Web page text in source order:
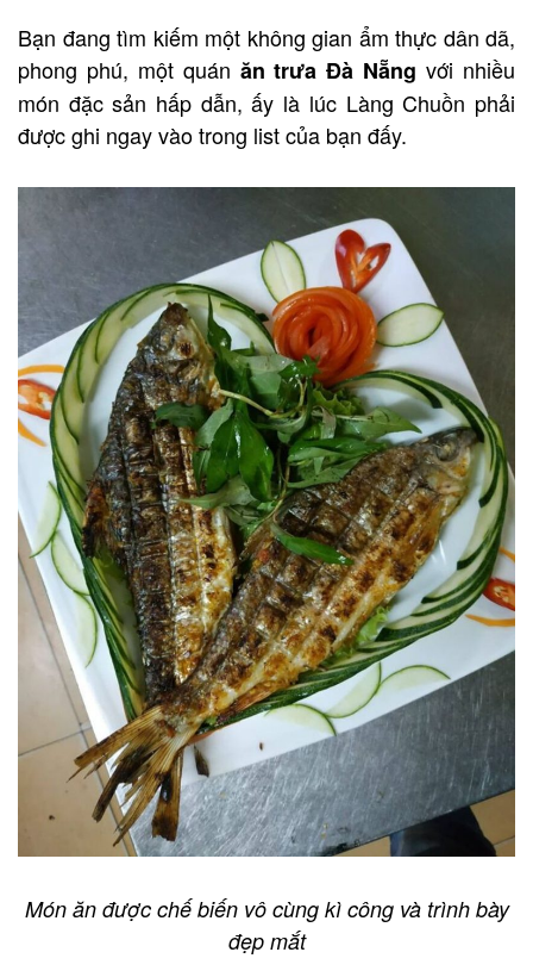
Bạn đang tìm kiếm một không gian ẩm thực dân dã,
phong phú, một quán ăn trưa Đà Nẵngvới nhiều
món đặc sản hấp dẫn, ấy là lúc Làng Chuồn phải
được ghi ngay vào trong list của bạn đấy.
Món ăn được chế biến vô cùng kì công và trình bày
đẹp mắt